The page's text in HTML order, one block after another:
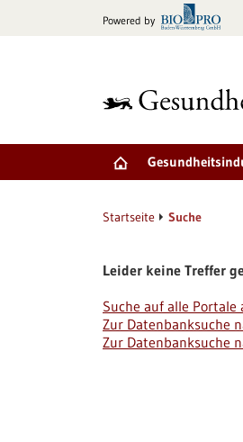
Powered by
Startseite Suche
Leider keine Treffer
Suche auf alle Portale
Zur Datenbanksuche
Zur Datenbanksuche